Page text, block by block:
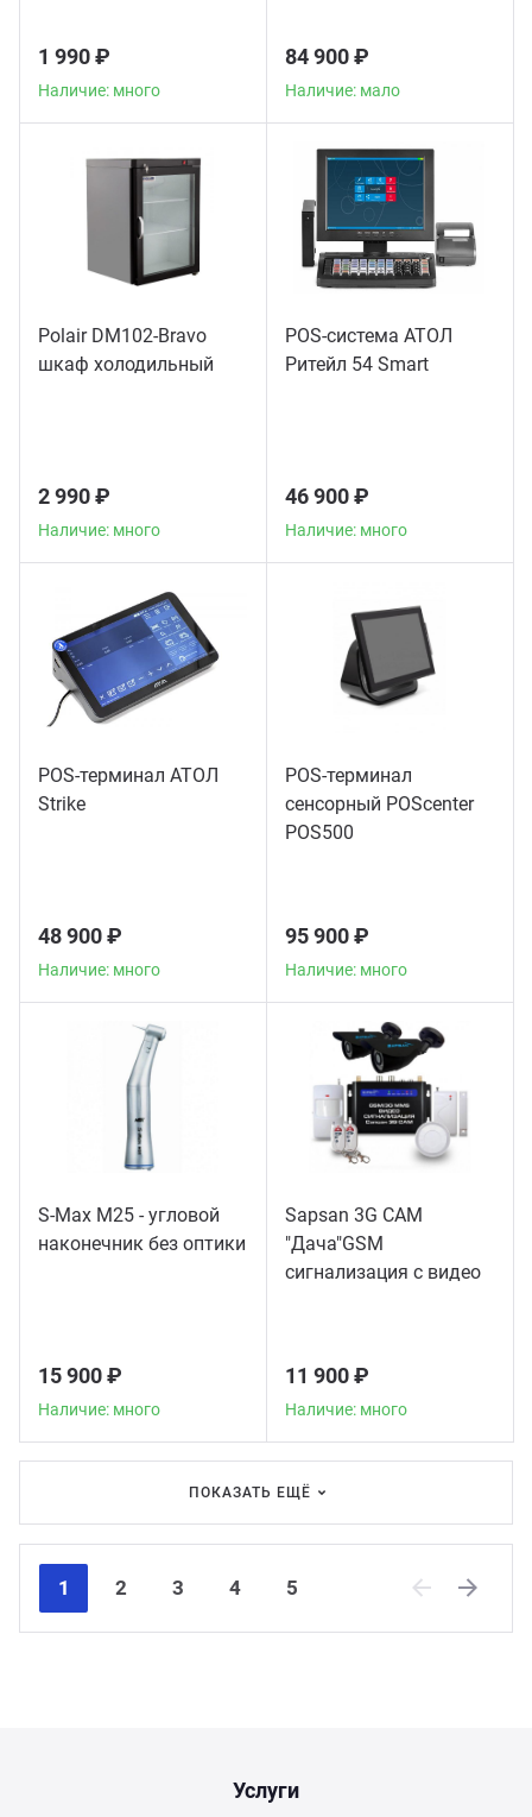
1 990 ₽
Наличие: много
84 900 ₽
Наличие: мало
Polair DM102-Bravo
шкаф холодильный
2 990 ₽
Наличие: много
POS-система АТОЛ
Ритейл 54 Smart
46 900 ₽
Наличие: много
POS-терминал АТОЛ
Strike
48 900 ₽
Наличие: много
POS-терминал
сенсорный POScenter
POS500
95 900 ₽
Наличие: много
S-Max M25 - угловой
наконечник без оптики
15 900 ₽
Наличие: много
Sapsan 3G CAM
"Дача"GSM
сигнализация с видео
11 900 ₽
Наличие: много
ПОКАЗАТЬ ЕЩЁ
1 2 3 4
5
Услуги